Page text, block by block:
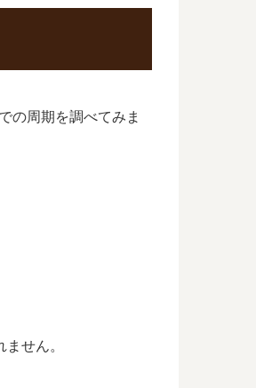
の周期を調べてみま
せん。